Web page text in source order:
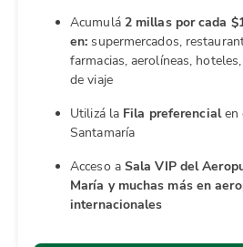
Acumulá 2 millas por cada
en: supermercados,
farmacias, aerolíneas,
de viaje
Utilizá la Fila preferencialen
Santamaría
Acceso a Sala VIP del
María y muchas más en
internacionales